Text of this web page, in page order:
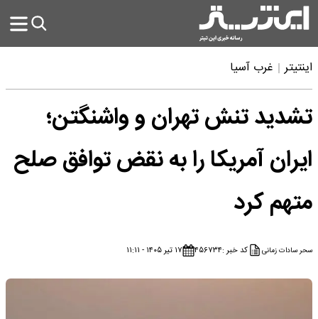
اینتیتر غرب آسیا
تشدید تنش تهران و واشنگتن؛
ایران آمریکا را به نقض توافق صلح
متهم کرد
سحر سادات زمانی کد خبر :۴۵۶۷۳۴ ۱۷ تیر ۱۴۰۵ - ۱۱:۱۱